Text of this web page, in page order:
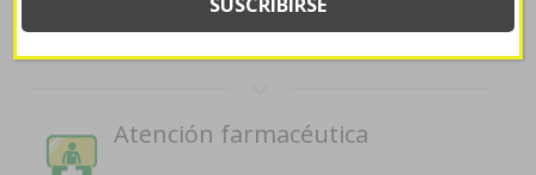
LA FARMACIA
Atención farmacéutica